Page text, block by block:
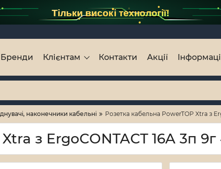
Тільки високі технології!
Бренди Клієнтам Контакти Акції
наконечники кабельні Розетка кабельна PowerTOP Xtra з
з ErgoCONTACT 16A 3п